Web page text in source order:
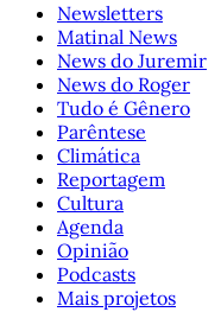
Newsletters
Matinal News
News do Juremir
News do Roger
Tudo é Gênero
Parêntese
Climática
Reportagem
Cultura
Agenda
Opinião
Podcasts
Mais projetos